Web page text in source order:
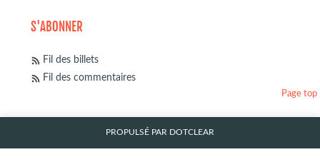
S'ABONNER
Fil des billets
Fil des commentaires
PROPULSÉ PAR DOTCLEAR
Page top